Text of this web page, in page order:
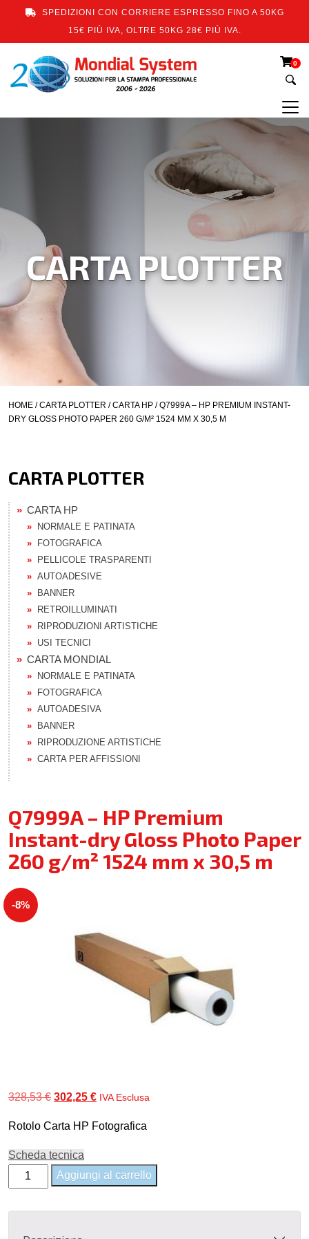
SPEDIZIONI CON CORRIERE ESPRESSO FINO A 50KG
15€ PIÙ IVA, OLTRE 50KG 28€ PIÙ IVA.
0
CARTA PLOTTER
HOME /CARTA PLOTTER /CARTA HP / Q7999A – HP PREMIUM INSTANT-
DRY GLOSS PHOTO PAPER 260 G/M² 1524 MM X 30,5 M
CARTA PLOTTER
CARTA HP
NORMALE E PATINATA
FOTOGRAFICA
PELLICOLE TRASPARENTI
AUTOADESIVE
BANNER
RETROILLUMINATI
RIPRODUZIONI ARTISTICHE
USI TECNICI
CARTA MONDIAL
NORMALE E PATINATA
FOTOGRAFICA
AUTOADESIVA
BANNER
RIPRODUZIONE ARTISTICHE
CARTA PER AFFISSIONI
Q7999A – HP Premium
Instant-dry Gloss Photo Paper
260 g/m² 1524 mm x 30,5 m
-8%
328,53€ Il
originale
era:
328,53 €.
302,25 €Il
attuale
302,25 €.
IVA Esclusa
Rotolo Carta HP Fotografica
Scheda tecnica
Q7999A
-
HP
Aggiungi al carrello